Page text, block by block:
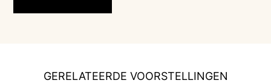
GERELATEERDE VOORSTELLINGEN